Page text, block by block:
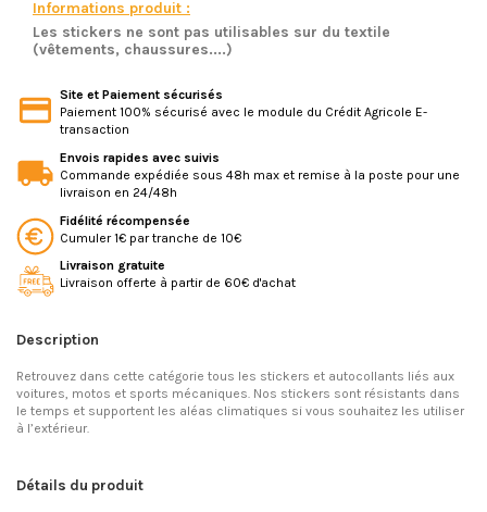
Informations produit :
Les stickers ne sont pas utilisables sur du textile
(vêtements, chaussures....)
Site et Paiement sécurisés
Paiement 100% sécurisé avec le module du Crédit Agricole E-
transaction
Envois rapides avec suivis
Commande expédiée sous 48h max et remise à la poste pour une
livraison en 24/48h
Fidélité récompensée
Cumuler 1€ par tranche de 10€
Livraison gratuite
Livraison offerte à partir de 60€ d'achat
Description
Retrouvez dans cette catégorie tous les stickers et autocollants liés aux
voitures, motos et sports mécaniques. Nos stickers sont résistants dans
le temps et supportent les aléas climatiques si vous souhaitez les utiliser
à l’extérieur.
Détails du produit